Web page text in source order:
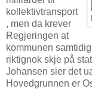
kollektivtransport
, men da krever
Regjeringen at
kommunen
riktignok skje på
Johansen sier det
Hovedgrunnen er